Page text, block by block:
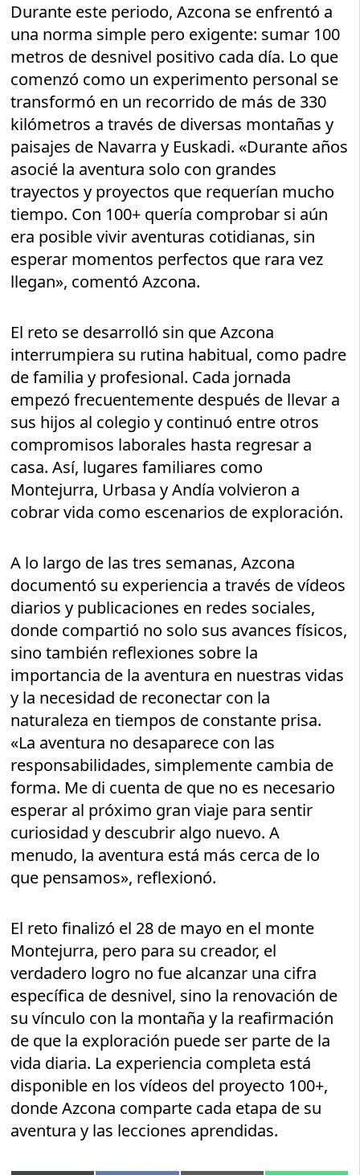
Durante este periodo, Azcona se enfrentó a
una norma simple pero exigente: sumar 100
metros de desnivel positivo cada día. Lo que
comenzó como un experimento personal se
transformó en un recorrido de más de 330
kilómetros a través de diversas montañas y
paisajes de Navarra y Euskadi. «Durante años
asocié la aventura solo con grandes
trayectos y proyectos que requerían mucho
tiempo. Con 100+ quería comprobar si aún
era posible vivir aventuras cotidianas, sin
esperar momentos perfectos que rara vez
llegan», comentó Azcona.
El reto se desarrolló sin que Azcona
interrumpiera su rutina habitual, como padre
de familia y profesional. Cada jornada
empezó frecuentemente después de llevar a
sus hijos al colegio y continuó entre otros
compromisos laborales hasta regresar a
casa. Así, lugares familiares como
Montejurra, Urbasa y Andía volvieron a
cobrar vida como escenarios de exploración.
A lo largo de las tres semanas, Azcona
documentó su experiencia a través de vídeos
diarios y publicaciones en redes sociales,
donde compartió no solo sus avances físicos,
sino también reflexiones sobre la
importancia de la aventura en nuestras vidas
y la necesidad de reconectar con la
naturaleza en tiempos de constante prisa.
«La aventura no desaparece con las
responsabilidades, simplemente cambia de
forma. Me di cuenta de que no es necesario
esperar al próximo gran viaje para sentir
curiosidad y descubrir algo nuevo. A
menudo, la aventura está más cerca de lo
que pensamos», reflexionó.
El reto finalizó el 28 de mayo en el monte
Montejurra, pero para su creador, el
verdadero logro no fue alcanzar una cifra
específica de desnivel, sino la renovación de
su vínculo con la montaña y la reafirmación
de que la exploración puede ser parte de la
vida diaria. La experiencia completa está
disponible en los vídeos del proyecto 100+,
donde Azcona comparte cada etapa de su
aventura y las lecciones aprendidas.